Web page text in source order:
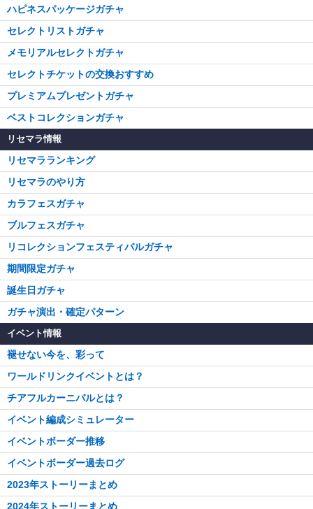
ハピネスパッケージガチャ
セレクトリストガチャ
メモリアルセレクトガチャ
セレクトチケットの交換おすすめ
プレミアムプレゼントガチャ
ベストコレクションガチャ
リセマラ情報
リセマラランキング
リセマラのやり方
カラフェスガチャ
ブルフェスガチャ
リコレクションフェスティバルガチャ
期間限定ガチャ
誕生日ガチャ
ガチャ演出・確定パターン
イベント情報
褪せない今を、彩って
ワールドリンクイベントとは？
チアフルカーニバルとは？
イベント編成シミュレーター
イベントボーダー推移
イベントボーダー過去ログ
2023年ストーリーまとめ
2024年ストーリーまとめ